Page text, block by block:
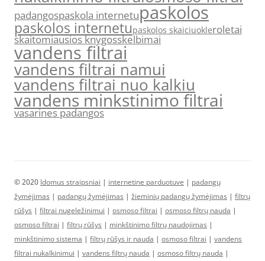
padangospaskola internetupaskolos
paskolos internetupaskolos skaiciuokleroletai
skaitomiausios knygosskelbimai
vandens filtrai
vandens filtrai namui
vandens filtrai nuo kalkiu
vandens minkstinimo filtrai
vasarines padangos
© 2020 Idomus straipsniai | internetine parduotuve | padangų
žymėjimas | padangų žymėjimas | žieminių padangų žymėjimas | filtrų
rūšys | filtrai nugeležinimui | osmoso filtrai | osmoso filtrų nauda |
osmoso filtrai | filtrų rūšys | minkštinimo filtrų naudojimas |
minkštinimo sistema | filtrų rūšys ir nauda | osmoso filtrai | vandens
filtrai nukalkinimui | vandens filtrų nauda | osmoso filtrų nauda |